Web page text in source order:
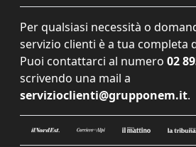
Per qualsiasi necessità o
servizio clienti è a tua completa
Puoi contattarci al numero 02
scrivendo una mail a
servizioclienti@grupponem.it.